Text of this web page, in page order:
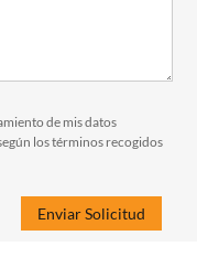
de mis datos
los términos recogidos